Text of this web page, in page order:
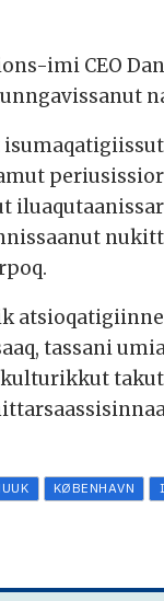
imi CEO
tassani
kulturikkut
KØBENHAVN